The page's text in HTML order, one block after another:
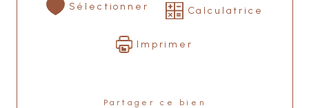
Sélectionner Calculatrice
Imprimer
Partager ce bien